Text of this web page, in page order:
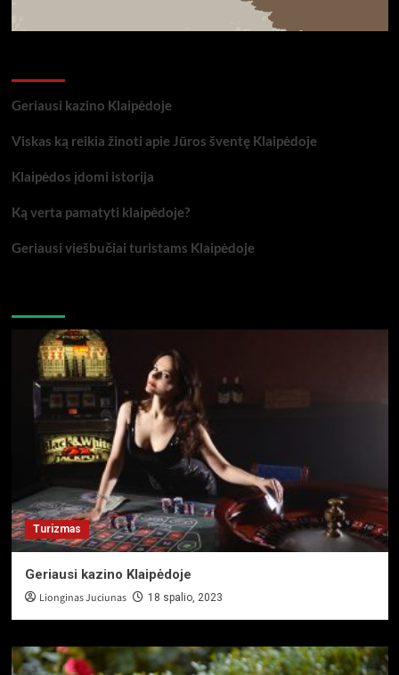
Geriausi kazino Klaipėdoje
Viskas ką reikia žinoti apie Jūros šventę Klaipėdoje
Klaipėdos įdomi istorija
Ką verta pamatyti klaipėdoje?
Geriausi viešbučiai turistams Klaipėdoje
Turizmas
Geriausi kazino Klaipėdoje
Lionginas Juciunas 18 spalio, 2023